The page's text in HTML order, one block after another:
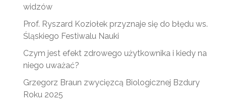
widzów
Prof. Ryszard Koziołek przyznaje się do błędu ws.
Śląskiego Festiwalu Nauki
Czym jest efekt zdrowego użytkownika i kiedy na
niego uważać?
Grzegorz Braun zwycięzcą Biologicznej Bzdury
Roku 2025